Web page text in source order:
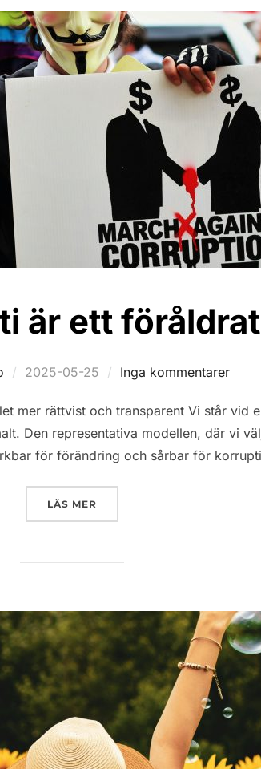
är ett
Publicerat
2025-05-25 Inga kommentarer
mer rättvist och transparent Vi står vid
Den representativa modellen, där vi
för förändring och sårbar för
LÄS MER